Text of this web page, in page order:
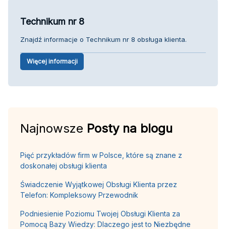
Technikum nr 8
Znajdź informacje o Technikum nr 8 obsługa klienta.
Więcej informacji
Najnowsze Posty na blogu
Pięć przykładów firm w Polsce, które są znane z
doskonałej obsługi klienta
Świadczenie Wyjątkowej Obsługi Klienta przez
Telefon: Kompleksowy Przewodnik
Podniesienie Poziomu Twojej Obsługi Klienta za
Pomocą Bazy Wiedzy: Dlaczego jest to Niezbędne